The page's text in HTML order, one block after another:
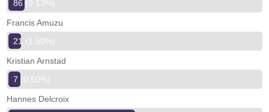
86 (6.13%)
Francis Amuzu
21 (1.50%)
Kristian Arnstad
7 (0.50%)
Hannes Delcroix